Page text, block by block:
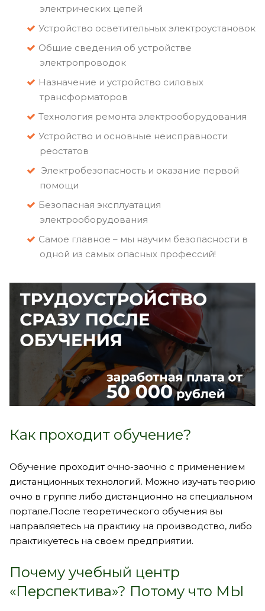
электрических цепей
Устройство осветительных электроустановок
Общие сведения об устройстве
электропроводок
Назначение и устройство силовых
трансформаторов
Технология ремонта электрооборудования
Устройство и основные неисправности
реостатов
Электробезопасность и оказание первой
помощи
Безопасная эксплуатация
электрооборудования
Самое главное – мы научим безопасности в
одной из самых опасных профессий!
Как проходит обучение?
Обучение проходит очно-заочно с применением
дистанционных технологий. Можно изучать теорию
очно в группе либо дистанционно на специальном
портале.После теоретического обучения вы
направляетесь на практику на производство, либо
практикуетесь на своем предприятии.
Почему учебный центр
«Перспектива»? Потому что МЫ